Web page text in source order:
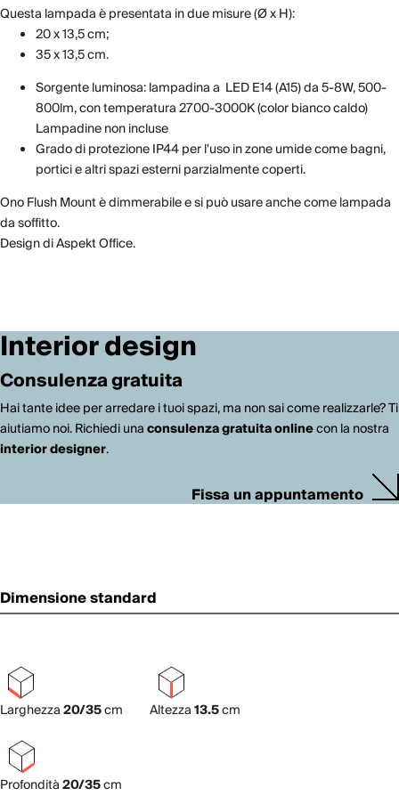
Questa lampada è presentata in due misure (Ø x H):
20 x 13,5 cm;
35 x 13,5 cm.
Sorgente luminosa: lampadina a LED E14 (A15) da 5-8W, 500-
800lm, con temperatura 2700-3000K (color bianco caldo)
Lampadine non incluse
Grado di protezione IP44 per l'uso in zone umide come bagni,
portici e altri spazi esterni parzialmente coperti.
Ono Flush Mount è dimmerabile e si può usare anche come lampada
da soffitto.
Design di Aspekt Office.
Interior design
Consulenza gratuita
Hai tante idee per arredare i tuoi spazi, ma non sai come realizzarle? Ti
aiutiamo noi. Richiedi unaconsulenza gratuita onlinecon la nostra
interior designer.
Fissa un appuntamento
Dimensione standard
Larghezza20/35cm Altezza13.5cm
Profondità20/35cm